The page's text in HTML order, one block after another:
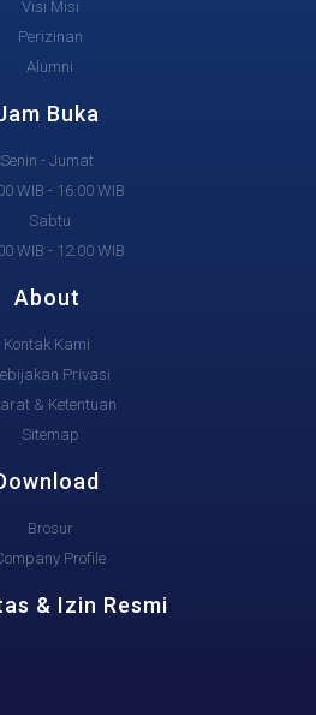
Visi Misi
Perizinan
Alumni
Buka
Senin - Jumat
WIB - 16.00 WIB
Sabtu
WIB - 12.00 WIB
About
Kontak Kami
Privasi
& Ketentuan
Sitemap
Brosur
Profile
& Izin Resmi